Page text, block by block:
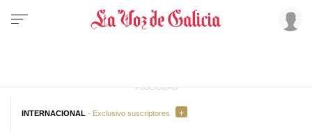
INTERNACIONAL · Exclusivo suscriptores